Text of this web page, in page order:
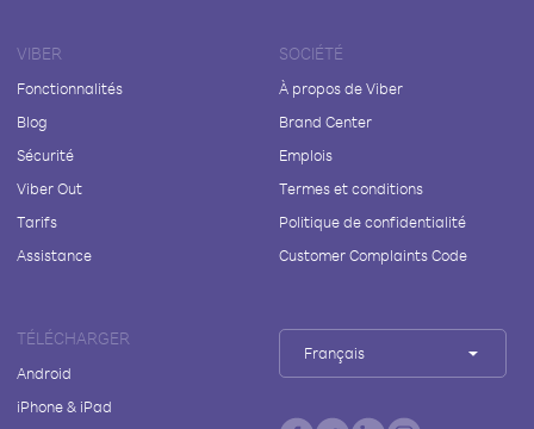
VIBER
Fonctionnalités
Blog
Sécurité
Viber Out
Tarifs
Assistance
SOCIÉTÉ
À propos de Viber
Brand Center
Emplois
Termes et conditions
Politique de confidentialité
Customer Complaints Code
TÉLÉCHARGER
Android
iPhone & iPad
Français